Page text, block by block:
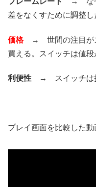
差をなくすために調整し
価格→ 世間の注目がス
買える。スイッチは値段
利便性 → スイッチは持
プレイ画面を比較した動